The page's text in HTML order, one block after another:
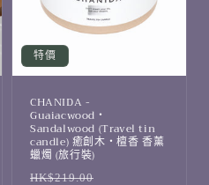
特價
CHANIDA -
Guaiacwood・
Sandalwood (Travel tin
candle) 癒創木・檀香 香薰
蠟燭 (旅行裝)
定
HK$219.00